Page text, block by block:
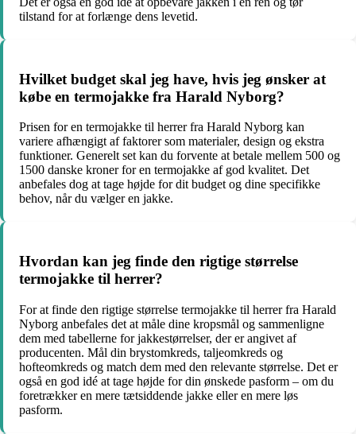
tilstand for at forlænge dens levetid.
Hvilket budget skal jeg have, hvis jeg ønsker at
købe en termojakke fra Harald Nyborg?
Prisen for en termojakke til herrer fra Harald Nyborg kan
variere afhængigt af faktorer som materialer, design og ekstra
funktioner. Generelt set kan du forvente at betale mellem 500 og
1500 danske kroner for en termojakke af god kvalitet. Det
anbefales dog at tage højde for dit budget og dine specifikke
behov, når du vælger en jakke.
Hvordan kan jeg finde den rigtige størrelse
termojakke til herrer?
For at finde den rigtige størrelse termojakke til herrer fra Harald
Nyborg anbefales det at måle dine kropsmål og sammenligne
dem med tabellerne for jakkestørrelser, der er angivet af
producenten. Mål din brystomkreds, taljeomkreds og
hofteomkreds og match dem med den relevante størrelse. Det er
også en god idé at tage højde for din ønskede pasform – om du
foretrækker en mere tætsiddende jakke eller en mere løs
pasform.